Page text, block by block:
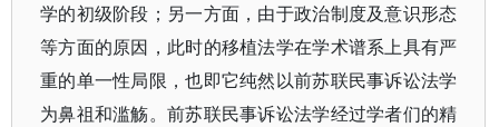
学的初级阶段；另一方面，由于政治制度及意识形态
等方面的原因，此时的移植法学在学术谱系上具有严
重的单一性局限，也即它纯然以前苏联民事诉讼法学
为鼻祖和滥觞。前苏联民事诉讼法学经过学者们的精